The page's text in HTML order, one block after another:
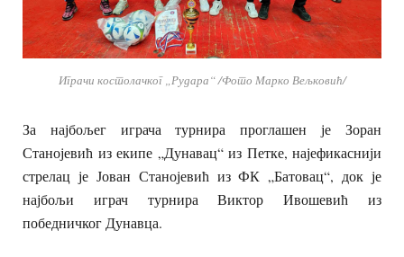
Играчи костолачког „Рудара“ /Фото Марко Вељковић/
За најбољег играча турнира проглашен је Зоран
Станојевић из екипе „Дунавац“ из Петке, најефикаснији
стрелац је Јован Станојевић из ФК „Батовац“, док је
најбољи играч турнира Виктор Ивошевић из
победничког Дунавца.